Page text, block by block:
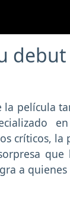
película
críticos, la
que
a